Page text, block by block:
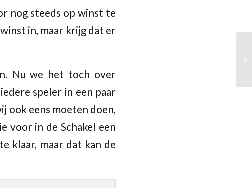
nog steeds op winst te
in, maar krijg dat er
Nu we het toch over
speler in een paar
ook eens moeten doen,
voor in de Schakel een
klaar, maar dat kan de